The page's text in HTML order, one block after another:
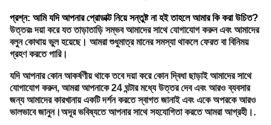
প্রশ্ন: আমি যদি আপনার প্রোডাক্ট নিয়ে সন্তুষ্ট না হই তাহলে আমার কি করা উচিত?
উত্তরঃ দয়া করে যত তাড়াতাড়ি সম্ভব আমাদের সাথে যোগাযোগ করুন এবং আমাদের
বলুন কোথায় ভুল হয়েছে। আমরা শুধুমাত্র মানের সমস্যা থাকলে ফেরত বা বিনিময়
গ্রহণ করতে পারি।
যদি আপনার কোন আকর্ষণীয় থাকে তবে দয়া করে কোন দ্বিধা ছাড়াই আমাদের সাথে
যোগাযোগ করুন, আমরা আপনাকে 24 ঘন্টার মধ্যে উত্তর দেব এবং আরও ব্যবসার
জন্য আমাদের কারখানায় একটি দর্শন করতে স্বাগত জানাই এবং একে অপরকে আরও
ভালভাবে জানুন।অদূর ভবিষ্যতে আপনার সাথে সহযোগিতা করতে আমরা আগ্রহী।.